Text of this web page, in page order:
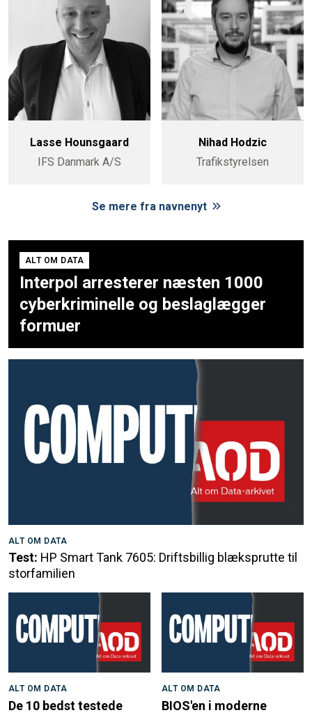
Lasse Hounsgaard
IFS Danmark A/S
Nihad Hodzic
Trafikstyrelsen
Se mere fra navnenyt
ALT OM DATA
Interpol arresterer næsten 1000
cyberkriminelle og beslaglægger
formuer
ALT OM DATA
Test: HP Smart Tank 7605: Driftsbillig blæksprutte til
storfamilien
ALT OM DATA
De 10 bedst testede
ALT OM DATA
BIOS'en i moderne